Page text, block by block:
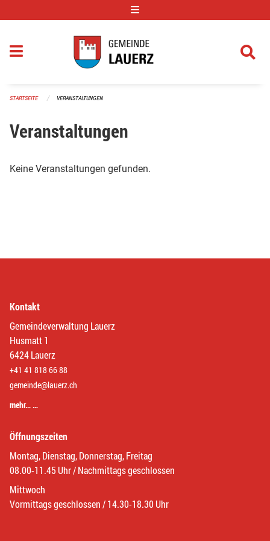
STARTSEITE VERANSTALTUNGEN
Veranstaltungen
Keine Veranstaltungen gefunden.
Kontakt
Gemeindeverwaltung Lauerz
Husmatt 1
6424 Lauerz
+41 41 818 66 88
gemeinde@lauerz.ch
mehr… …
Öffnungszeiten
Montag, Dienstag, Donnerstag, Freitag
08.00-11.45 Uhr / Nachmittags geschlossen
Mittwoch
Vormittags geschlossen / 14.30-18.30 Uhr